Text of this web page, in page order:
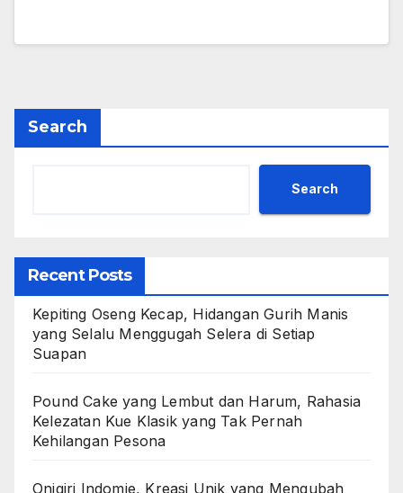
Search
Search
Recent Posts
Kepiting Oseng Kecap, Hidangan Gurih Manis
yang Selalu Menggugah Selera di Setiap
Suapan
Pound Cake yang Lembut dan Harum, Rahasia
Kelezatan Kue Klasik yang Tak Pernah
Kehilangan Pesona
Onigiri Indomie, Kreasi Unik yang Mengubah